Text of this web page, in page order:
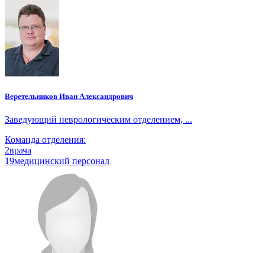
Веретельников Иван Александрович
Заведующий неврологическим отделением, ...
Команда отделения:
2врача
19медицинский персонал